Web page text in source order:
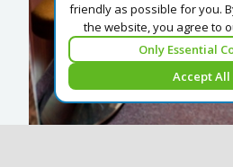
friendly as possible for you.
the website, you agree to
Only Essential
Accept All